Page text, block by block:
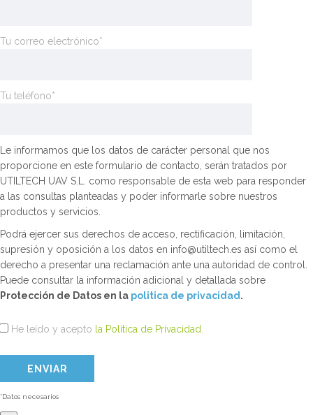
Tu correo electrónico*
Tu teléfono*
Le informamos que los datos de carácter personal que nos
proporcione en este formulario de contacto, serán tratados por
UTILTECH UAV S.L. como responsable de esta web para responder
a las consultas planteadas y poder informarle sobre nuestros
productos y servicios.
Podrá ejercer sus derechos de acceso, rectificación, limitación,
supresión y oposición a los datos en info@utiltech.es así como el
derecho a presentar una reclamación ante una autoridad de control.
Puede consultar la información adicional y detallada sobre
Protección de Datos en la politica de privacidad .
He leído y acepto la Política de Privacidad
*Datos necesarios